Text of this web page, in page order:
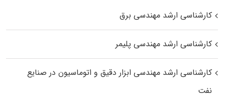
کارشناسی ارشد مهندسی برق
کارشناسی ارشد مهندسی پلیمر
کارشناسی ارشد مهندسی ابزار دقیق و اتوماسیون در صنایع
نفت